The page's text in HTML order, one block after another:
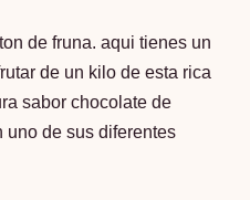
de fruna. aqui tienes un
de un kilo de esta rica
sabor chocolate de
uno de sus diferentes